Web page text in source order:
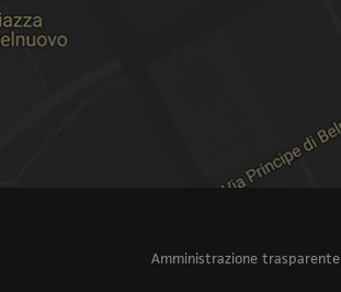
Amministrazione trasparente